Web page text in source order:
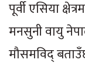
पूर्वी एसिया
मनसुनी वायु
मौसमविद्